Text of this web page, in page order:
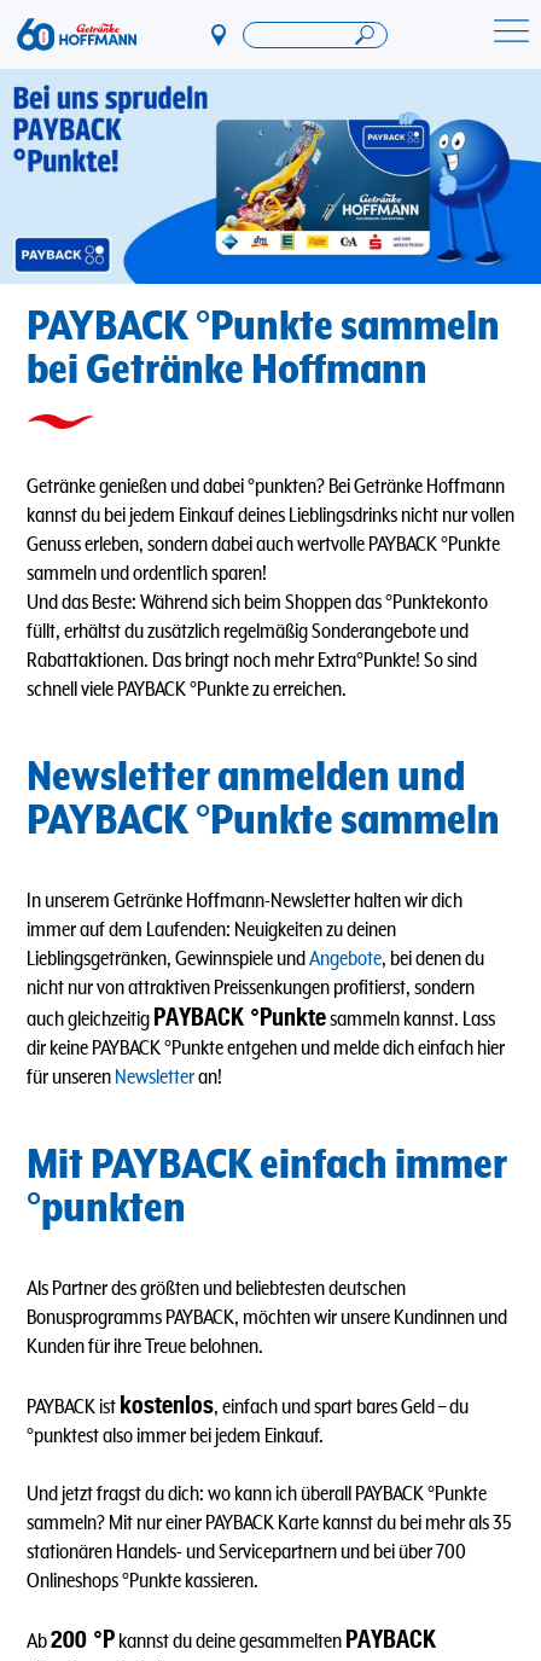
Direkt
zum
Inhalt
Startseite Getränke Hoffmann
PAYBACK °Punkte sammeln
bei Getränke Hoffmann
Getränke genießen und dabei °punkten? Bei Getränke Hoffmann
kannst du bei jedem Einkauf deines Lieblingsdrinks nicht nur vollen
Genuss erleben, sondern dabei auch wertvolle PAYBACK °Punkte
sammeln und ordentlich sparen!
Und das Beste: Während sich beim Shoppen das °Punktekonto
füllt, erhältst du zusätzlich regelmäßig Sonderangebote und
Rabattaktionen. Das bringt noch mehr Extra°Punkte! So sind
schnell viele PAYBACK °Punkte zu erreichen.
Newsletter anmelden und
PAYBACK °Punkte sammeln
In unserem Getränke Hoffmann-Newsletter halten wir dich
immer auf dem Laufenden: Neuigkeiten zu deinen
Lieblingsgetränken, Gewinnspiele undAngebote, bei denen du
nicht nur von attraktiven Preissenkungen profitierst, sondern
auch gleichzeitig PAYBACK °Punktesammeln kannst. Lass
dir keine PAYBACK °Punkte entgehen und melde dich einfach hier
für unseren Newsletteran!
Mit PAYBACK einfach immer
°punkten
Als Partner des größten und beliebtesten deutschen
Bonusprogramms PAYBACK, möchten wir unsere Kundinnen und
Kunden für ihre Treue belohnen.
PAYBACK ist kostenlos, einfach und spart bares Geld – du
°punktest also immer bei jedem Einkauf.
Und jetzt fragst du dich: wo kann ich überall PAYBACK °Punkte
sammeln? Mit nur einer PAYBACK Karte kannst du bei mehr als 35
stationären Handels- und Servicepartnern und bei über 700
Onlineshops °Punkte kassieren.
Ab200 °P kannst du deine gesammelten PAYBACK